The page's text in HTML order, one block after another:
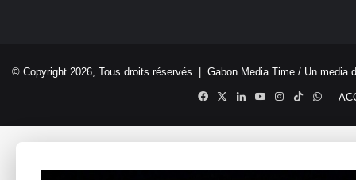
© Copyright 2026, Tous droits réservés | Gabon Media Time / Un media
Facebook
X LinkedinYouTubeInstagram
TikTok